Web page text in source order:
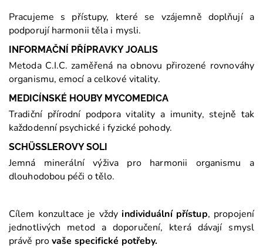
Pracujeme s přístupy, které se vzájemně doplňují a
podporují harmonii těla i mysli.
INFORMAČNÍ PŘÍPRAVKY JOALIS
Metoda C.I.C. zaměřená na obnovu přirozené rovnováhy
organismu, emocí a celkové vitality.
MEDICÍNSKÉ HOUBY MYCOMEDICA
Tradiční přírodní podpora vitality a imunity, stejně tak
každodenní psychické i fyzické pohody.
SCHÜSSLEROVY SOLI
Jemná minerální výživa pro harmonii organismu a
dlouhodobou péči o tělo.
Cílem konzultace je vždyindividuální přístup, propojení
jednotlivých metod a doporučení, která dávají smysl
právě provaše specifické potřeby.